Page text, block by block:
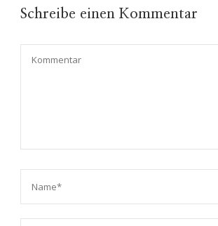
Schreibe einen Kommentar